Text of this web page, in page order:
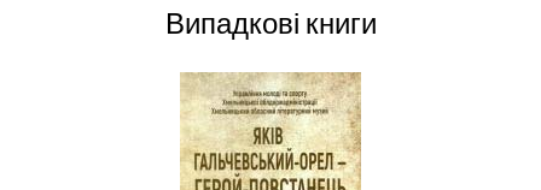
Випадкові книги